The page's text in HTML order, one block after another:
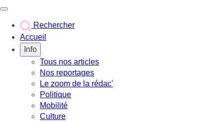
Rechercher
Accueil
Info
Tous nos articles
Nos reportages
Le zoom de la rédac'
Politique
Mobilité
Culture